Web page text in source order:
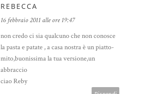
REBECCA
16 febbraio 2011 alle ore 19:47
non credo ci sia qualcuno che non conosce
la pasta e patate , a casa nostra è un piatto-
mito,buonissima la tua versione,un
abbraccio
ciao Reby